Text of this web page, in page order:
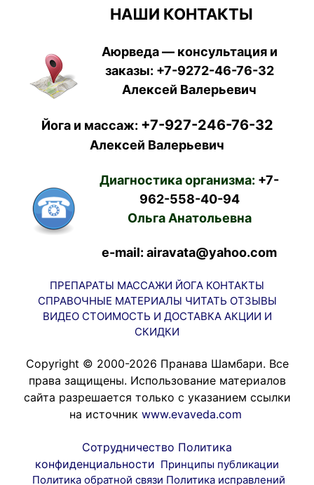
НАШИ КОНТАКТЫ
Аюрведа — консультация и
заказы: +7-9272-46-76-32
Алексей Валерьевич
Йога и массаж: +7-927-246-76-32
Алексей Валерьевич
Диагностика организма: +7-
962-558-40-94
Ольга Анатольевна
e-mail: airavata@yahoo.com
ПРЕПАРАТЫ МАССАЖИ ЙОГА КОНТАКТЫ
СПРАВОЧНЫЕ МАТЕРИАЛЫ ЧИТАТЬ ОТЗЫВЫ
ВИДЕО СТОИМОСТЬ И ДОСТАВКА АКЦИИ И
СКИДКИ
Copyright © 2000-2026 Пранава Шамбари. Все
права защищены. Использование материалов
сайта разрешается только с указанием ссылки
на источник www.evaveda.com
Сотрудничество Политика
конфиденциальности Принципы публикации
Политика обратной связи Политика исправлений